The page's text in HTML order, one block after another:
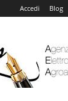
Accedi Blog
Online